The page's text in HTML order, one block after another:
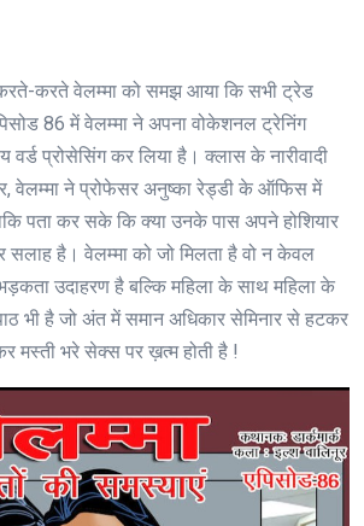
करते वेलम्मा को समझ आया कि सभी ट्रेड
86 में वेलम्मा ने अपना वोकेशनल ट्रेनिंग
वर्ड प्रोसेसिंग कर लिया है। क्लास के नारीवादी
वेलम्मा ने प्रोफेसर अनुष्का रेड्डी के ऑफिस में
पता कर सके कि क्या उनके पास अपने होशियार
सलाह है। वेलम्मा को जो मिलता है वो न केवल
उदाहरण है बल्कि महिला के साथ महिला के
भी है जो अंत में समान अधिकार सेमिनार से हटकर
मस्ती भरे सेक्स पर ख़त्म होती है !